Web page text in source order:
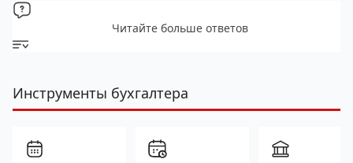
Читайте больше ответов
Инструменты бухгалтера